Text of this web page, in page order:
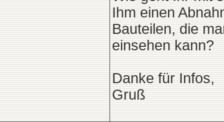
Ihm einen
Bauteilen, die
einsehen kann?
Danke für Infos,
Gruß